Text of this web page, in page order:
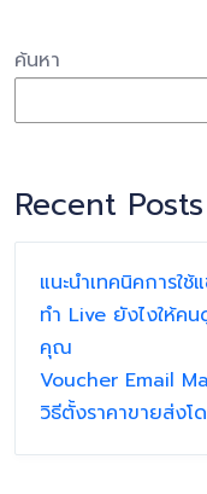
ค้นหา
Recent Posts
แนะนำเทคนิคการใ
ทำ Live ยังไงให้คน
คุณ
Voucher Email
วิธีตั้งราคาขายส่ง